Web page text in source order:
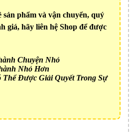
sản phẩm và vận chuyển, quý
giá, hãy liên hệ Shop để được
Chuyện Nhỏ
Nhỏ Hơn
Được Giải Quyết Trong Sự